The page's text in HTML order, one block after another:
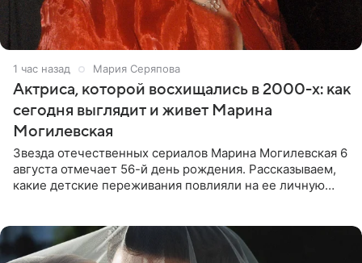
1 час назад Мария Серяпова
Актриса, которой восхищались в 2000-х: как
сегодня выглядит и живет Марина
Могилевская
Звезда отечественных сериалов Марина Могилевская 6
августа отмечает 56-й день рождения. Рассказываем,
какие детские переживания повлияли на ее личную